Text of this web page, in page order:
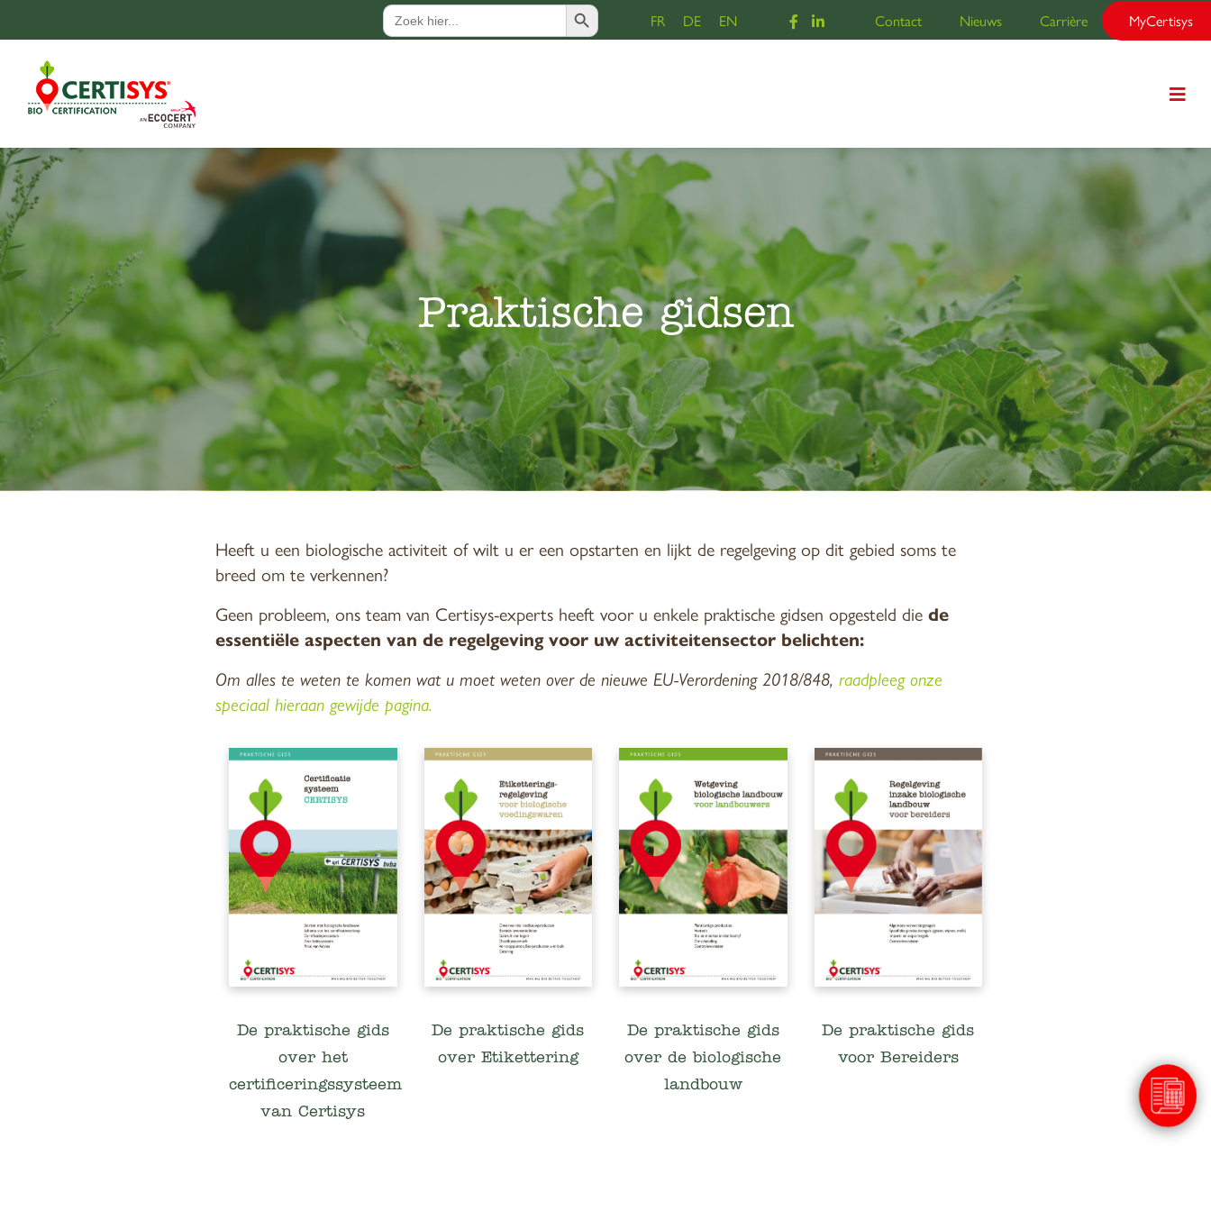
wisten dat u geïnteresseerd was in de
inhoud van deze site alvorens u lastig te vallen, maar we willen u
Zoek
naar:
FR
DE EN Contact Nieuws Carrière MyCertisys
Praktische gidsen
Heeft u een biologische activiteit of wilt u er een opstarten en lijkt de regelgeving op dit gebied soms te
breed om te verkennen?
Geen probleem, ons team van Certisys-experts heeft voor u enkele praktische gidsen opgesteld die de
essentiële aspecten van de regelgeving voor uw activiteitensector belichten:
Om alles te weten te komen wat u moet weten over de nieuwe EU-Verordening 2018/848, raadpleeg onze
speciaal hieraan gewijde pagina.
De praktische gids
over het
certificeringssysteem
van Certisys
De praktische gids
over Etikettering
De praktische gids
over de biologische
landbouw
De praktische gids
voor Bereiders